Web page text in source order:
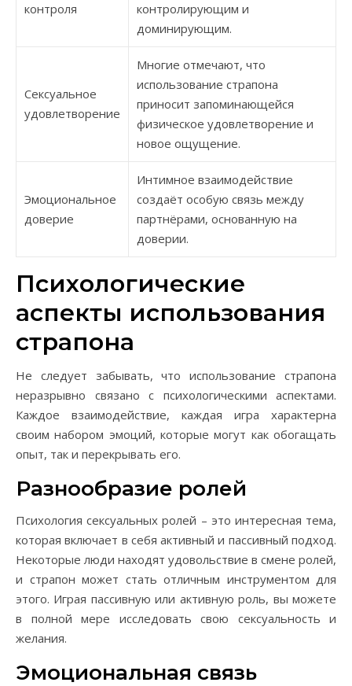
контроля
контролирующим и
доминирующим.
Сексуальное
удовлетворение
Многие отмечают, что
использование страпона
приносит запоминающейся
физическое удовлетворение и
новое ощущение.
Эмоциональное
доверие
Интимное взаимодействие
создаёт особую связь между
партнёрами, основанную на
доверии.
Психологические
аспекты использования
страпона
Не следует забывать, что использование страпона
неразрывно связано с психологическими аспектами.
Каждое взаимодействие, каждая игра характерна
своим набором эмоций, которые могут как обогащать
опыт, так и перекрывать его.
Разнообразие ролей
Психология сексуальных ролей – это интересная тема,
которая включает в себя активный и пассивный подход.
Некоторые люди находят удовольствие в смене ролей,
и страпон может стать отличным инструментом для
этого. Играя пассивную или активную роль, вы можете
в полной мере исследовать свою сексуальность и
желания.
Эмоциональная связь